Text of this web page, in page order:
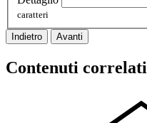
caratteri
Indietro Avanti
Contenuti correlati